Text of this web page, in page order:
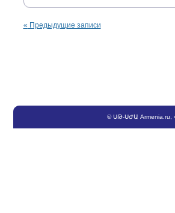
« Предыдущие записи
©ՍԹ-ՍԺԱ Armenia.ru